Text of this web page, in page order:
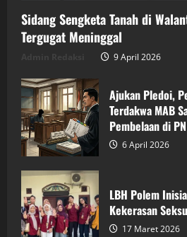
Sidang Sengketa Tanah di
Tergugat Meninggal
9 April 2026
Ajukan Pledoi,
Terdakwa MAB
Pembelaan di
6 April 2026
LBH Polem
Kekerasan
17 Maret 2026